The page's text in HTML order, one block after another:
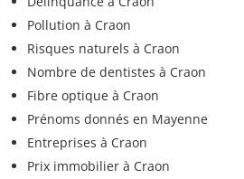
Pollution à Craon
Risques naturels à Craon
Nombre de dentistes à Craon
Fibre optique à Craon
Prénoms donnés en Mayenne
Entreprises à Craon
Prix immobilier à Craon